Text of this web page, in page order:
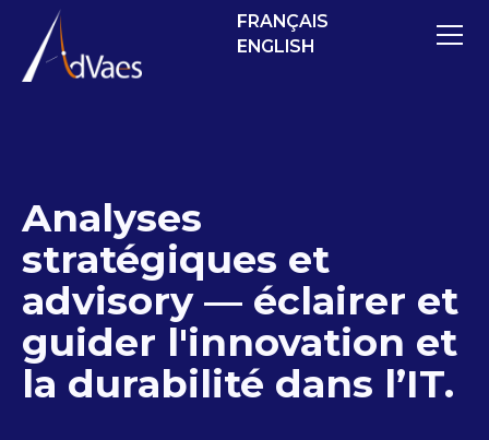
FRANÇAIS
ENGLISH
‍‍Analyses
stratégiques et
advisory — éclairer et
guider l'innovation et
la durabilité dans l’IT.